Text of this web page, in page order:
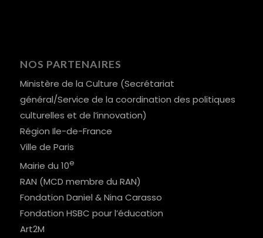
NOS PARTENAIRES
Ministère de la Culture (Secrétariat
général/Service de la coordination des politiques
culturelles et de l’innovation)
Région Ile-de-France
Ville de Paris
Mairie du 10e
RAN (MCD membre du RAN)
Fondation Daniel & Nina Carasso
Fondation HSBC pour l’éducation
Art2M